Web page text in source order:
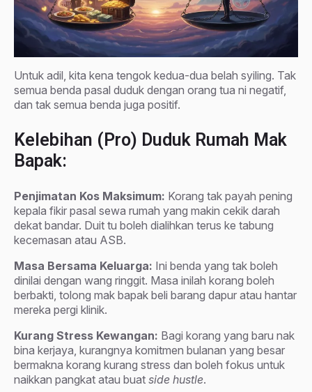
Untuk adil, kita kena tengok kedua-dua belah syiling. Tak
semua benda pasal duduk dengan orang tua ni negatif,
dan tak semua benda juga positif.
Kelebihan (Pro) Duduk Rumah Mak
Bapak:
Penjimatan Kos Maksimum: Korang tak payah pening
kepala fikir pasal sewa rumah yang makin cekik darah
dekat bandar. Duit tu boleh dialihkan terus ke tabung
kecemasan atau ASB.
Masa Bersama Keluarga: Ini benda yang tak boleh
dinilai dengan wang ringgit. Masa inilah korang boleh
berbakti, tolong mak bapak beli barang dapur atau hantar
mereka pergi klinik.
Kurang Stress Kewangan: Bagi korang yang baru nak
bina kerjaya, kurangnya komitmen bulanan yang besar
bermakna korang kurang stress dan boleh fokus untuk
naikkan pangkat atau buat side hustle.